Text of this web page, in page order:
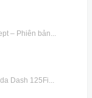
– Phiên bản...
Dash 125Fi...